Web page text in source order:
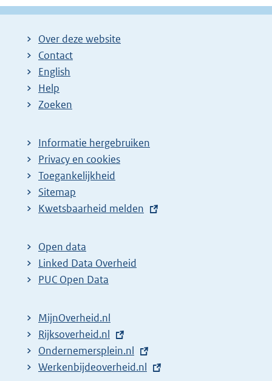
Over deze website
Contact
English
Help
Zoeken
Informatie hergebruiken
Privacy en cookies
Toegankelijkheid
Sitemap
E
t
e
r
l
i
n
k
Kwetsbaarheid melden
Open data
Linked Data Overheid
PUC Open Data
MijnOverheid.nl
E
x
t
Rijksoverheid.nl
E
x
Ondernemersplein.nl
E
Werkenbijdeoverheid.nl